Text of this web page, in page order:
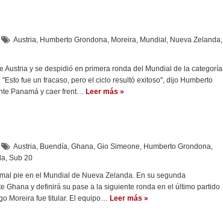
Austria, Humberto Grondona, Moreira, Mundial , Nueva Zelanda,
Austria y se despidió en primera ronda del Mundial de la categoría
fue un fracaso, pero el ciclo resultó exitoso", dijo Humberto
Panamá y caer frent… Leer más »
Austria, Buendía, Ghana, Gio Simeone, Humberto Grondona,
, Sub 20
pie en el Mundial de Nueva Zelanda. En su segunda
Ghana y definirá su pase a la siguiente ronda en el último partido
Moreira fue titular. El equipo… Leer más »